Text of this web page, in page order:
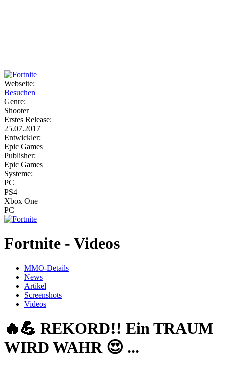
Webseite:
Besuchen
Genre:
Shooter
Erstes Release:
25.07.2017
Entwickler:
Epic Games
Publisher:
Epic Games
Systeme:
PC
PS4
Xbox One
PC
Fortnite - Videos
MMO-Details
News
Artikel
Screenshots
Videos
🔥💪 REKORD!! Ein TRAUM
WIRD WAHR 😍 ...